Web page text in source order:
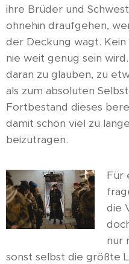
ihre Brüder und
ohnehin draufgehen,
der Deckung wagt. Kein
nie weit genug sein
daran zu glauben, zu
als zum absoluten
Fortbestand dieses
damit schon viel zu
beizutragen.
Für
die
nur
sonst selbst die größte